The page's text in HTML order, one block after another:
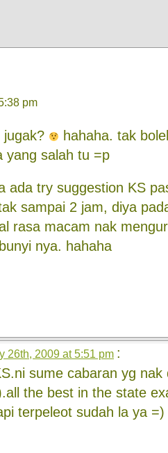
pm
jugak?
hahaha. tak
yang salah tu =p
ada try suggestion KS
sampai 2 jam, diya
rasa macam nak
nya. hahaha
26th, 2009 at 5:51 pm :
sume cabaran yg nak
the best in the state
terpeleot sudah la ya =)